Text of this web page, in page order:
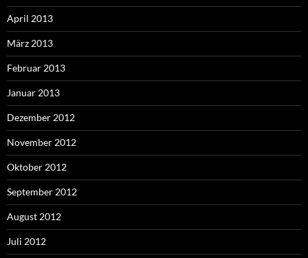
April 2013
März 2013
Februar 2013
Januar 2013
Dezember 2012
November 2012
Oktober 2012
September 2012
August 2012
Juli 2012